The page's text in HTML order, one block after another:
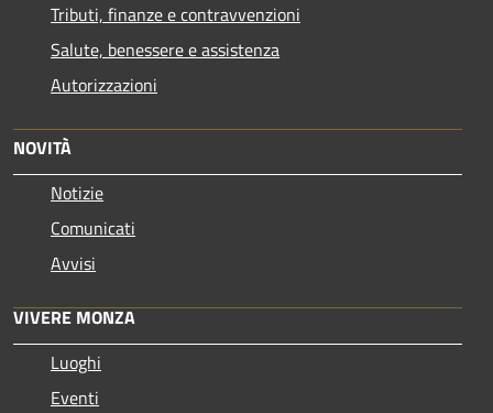
Tributi, finanze e contravvenzioni
Salute, benessere e assistenza
Autorizzazioni
NOVITÀ
Notizie
Comunicati
Avvisi
VIVERE MONZA
Luoghi
Eventi